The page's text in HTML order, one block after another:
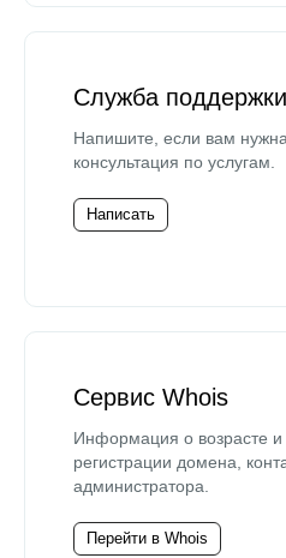
Служба поддержки
Напишите, если вам
консультация по услугам.
Написать
Сервис Whois
Информация о возрасте и
регистрации домена,
администратора.
Перейти в Whois